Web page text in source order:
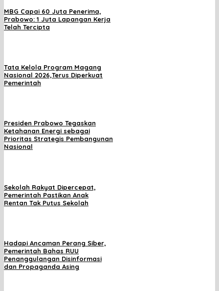
MBG Capai 60 Juta Penerima,
Prabowo: 1 Juta Lapangan Kerja
Telah Tercipta
Tata Kelola Program Magang
Nasional 2026,Terus Diperkuat
Pemerintah
Presiden Prabowo Tegaskan
Ketahanan Energi sebagai
Prioritas Strategis Pembangunan
Nasional
Sekolah Rakyat Dipercepat,
Pemerintah Pastikan Anak
Rentan Tak Putus Sekolah
Hadapi Ancaman Perang Siber,
Pemerintah Bahas RUU
Penanggulangan Disinformasi
dan Propaganda Asing